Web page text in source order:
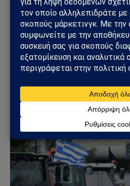
ΔΕΛΤΊΟ ΤΎΠΟΥ
Απεργία στις 16
«παγώνουν» τη χώρα λίγο